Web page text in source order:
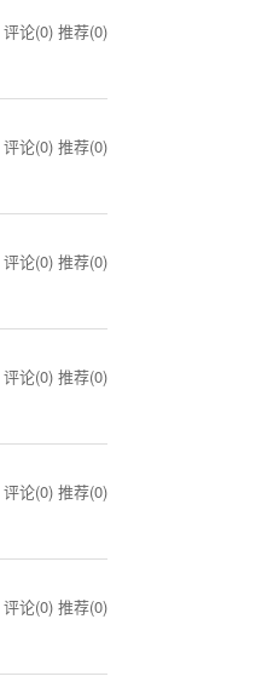
评论(0) 推荐(0)
评论(0) 推荐(0)
评论(0) 推荐(0)
评论(0) 推荐(0)
评论(0) 推荐(0)
评论(0) 推荐(0)